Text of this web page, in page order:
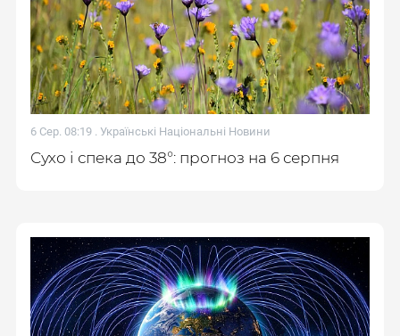
6 Сер. 08:19 . Українські Національні Новини
Сухо і спека до 38°: прогноз на 6 серпня